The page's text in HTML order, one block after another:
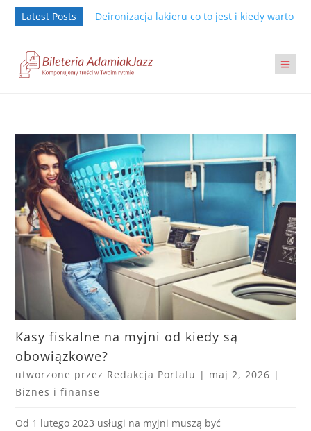
Latest Posts Deironizacja lakieru co to jest i kiedy warto ją
Kasy fiskalne na myjni od kiedy są
obowiązkowe?
utworzone przez Redakcja Portalu | maj 2, 2026 |
Biznes i finanse
Od 1 lutego 2023 usługi na myjni muszą być